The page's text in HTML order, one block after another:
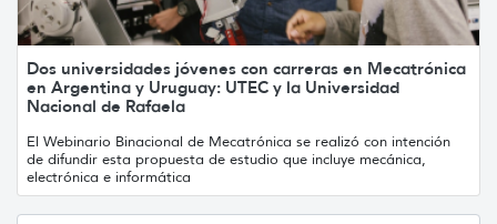
Dos universidades jóvenes con carreras en Mecatrónica
en Argentina y Uruguay: UTEC y la Universidad
Nacional de Rafaela
El Webinario Binacional de Mecatrónica se realizó con intención
de difundir esta propuesta de estudio que incluye mecánica,
electrónica e informática